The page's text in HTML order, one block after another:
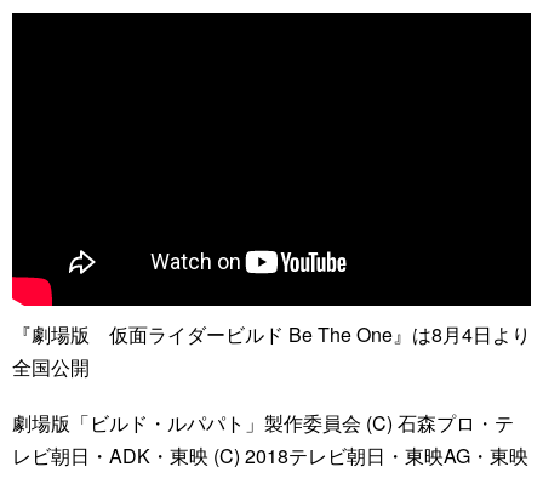
『劇場版 仮面ライダービルド Be The One』は8月4日より
全国公開
劇場版「ビルド・ルパパト」製作委員会 (C) 石森プロ・テ
レビ朝日・ADK・東映 (C) 2018テレビ朝日・東映AG・東映